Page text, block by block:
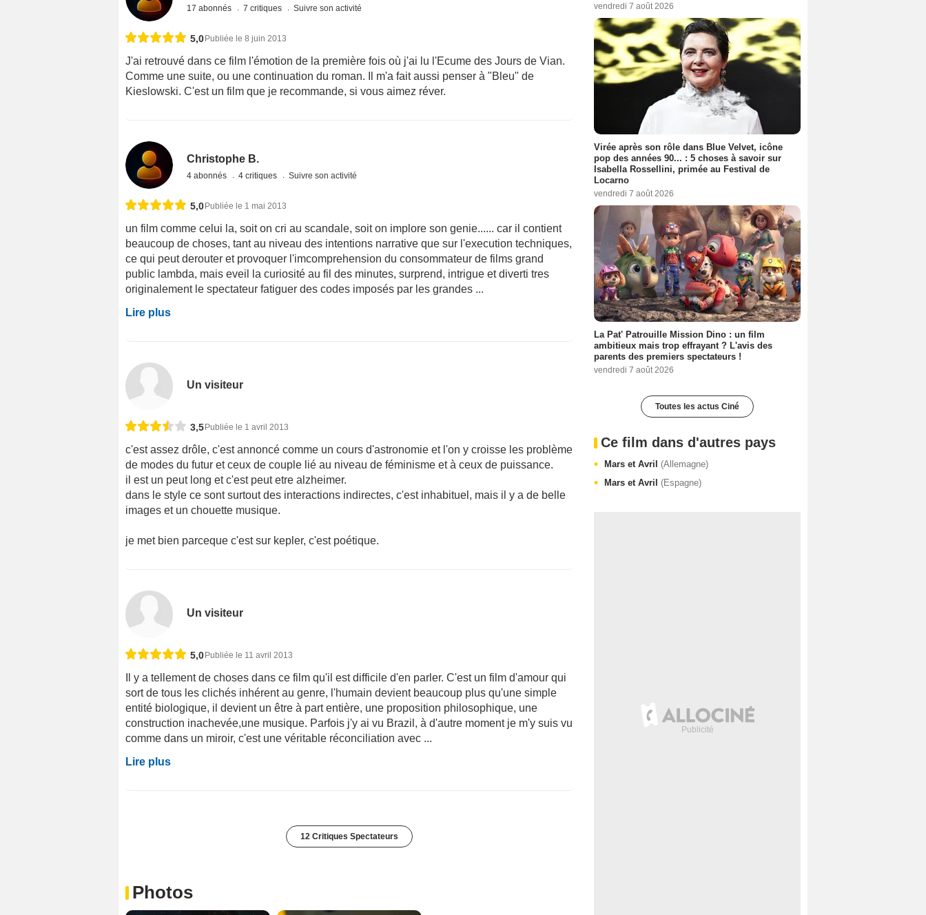
17 abonnés 7 critiques Suivre son activité
5,0Publiée le 8 juin 2013
J'ai retrouvé dans ce film l'émotion de la première fois où j'ai lu l'Ecume des Jours de Vian.
Comme une suite, ou une continuation du roman. Il m'a fait aussi penser à "Bleu" de
Kieslowski. C'est un film que je recommande, si vous aimez réver.
Christophe B.
4 abonnés 4 critiques Suivre son activité
5,0Publiée le 1 mai 2013
un film comme celui la, soit on cri au scandale, soit on implore son genie...... car il contient
beaucoup de choses, tant au niveau des intentions narrative que sur l'execution techniques,
ce qui peut derouter et provoquer l'imcomprehension du consommateur de films grand
public lambda, mais eveil la curiosité au fil des minutes, surprend, intrigue et diverti tres
originalement le spectateur fatiguer des codes imposés par les grandes ...
Lire plus
Un visiteur
3,5Publiée le 1 avril 2013
c'est assez drôle, c'est annoncé comme un cours d'astronomie et l'on y croisse les problème
de modes du futur et ceux de couple lié au niveau de féminisme et à ceux de puissance.
il est un peut long et c'est peut etre alzheimer.
dans le style ce sont surtout des interactions indirectes, c'est inhabituel, mais il y a de belle
images et un chouette musique.
je met bien parceque c'est sur kepler, c'est poétique.
Un visiteur
5,0Publiée le 11 avril 2013
Il y a tellement de choses dans ce film qu'il est difficile d'en parler. C'est un film d'amour qui
sort de tous les clichés inhérent au genre, l'humain devient beaucoup plus qu'une simple
entité biologique, il devient un être à part entière, une proposition philosophique, une
construction inachevée,une musique. Parfois j'y ai vu Brazil, à d'autre moment je m'y suis vu
comme dans un miroir, c'est une véritable réconciliation avec ...
Lire plus
12 Critiques Spectateurs
Photos
vendredi 7 août 2026
Virée après son rôle dans Blue Velvet, icône
pop des années 90... : 5 choses à savoir sur
Isabella Rossellini, primée au Festival de
Locarno
vendredi 7 août 2026
La Pat' Patrouille Mission Dino : un film
ambitieux mais trop effrayant ? L'avis des
parents des premiers spectateurs !
vendredi 7 août 2026
Toutes les actus Ciné
Ce film dans d'autres pays
Mars et Avril (Allemagne)
Mars et Avril (Espagne)